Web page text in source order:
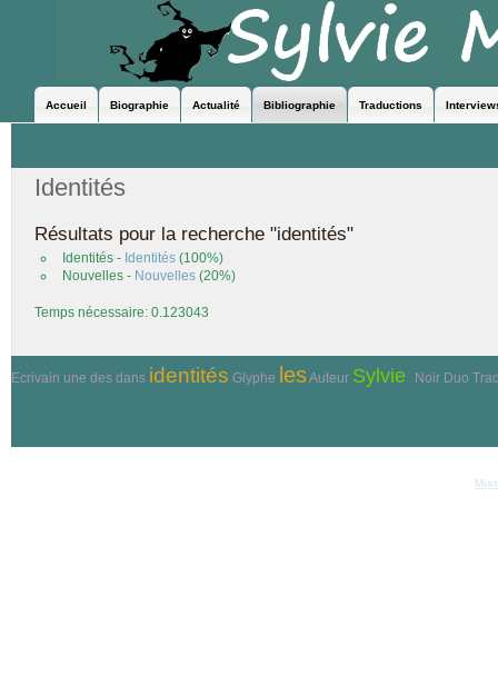
Accueil Biographie Actualité Bibliographie Traductions
Identités
Résultats pour la recherche "identités"
Identités - Identités (100%)
Nouvelles - Nouvelles (20%)
Temps nécessaire: 0.123043
Ecrivain une des dans identités Glyphe lesAuteur Sylvie Noir Duo